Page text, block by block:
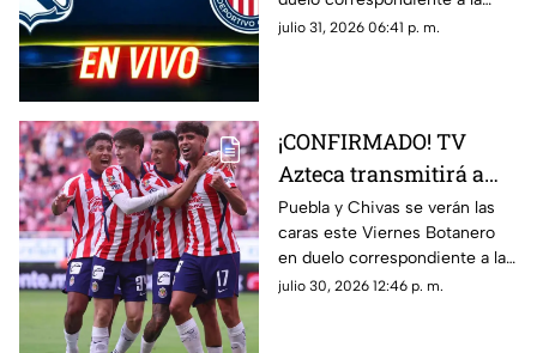
MX
Jornada 3 del futbol mexicano.
julio 31, 2026 06:41 p. m.
¡CONFIRMADO! TV
Azteca transmitirá a
las Chivas en la
Jornada 3 de la Liga
MX
Puebla y Chivas se verán las
caras este Viernes Botanero
en duelo correspondiente a la
Jornada 3 de la Liga MX.
julio 30, 2026 12:46 p. m.